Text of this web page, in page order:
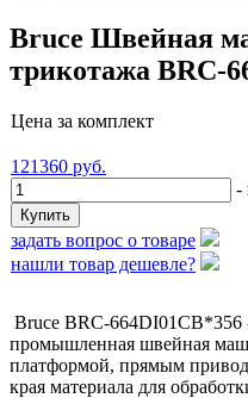
Bruce Швейная
трикотажа BRC-
Цена за комплект
121360 руб.
-
задать вопрос о товаре
нашли товар дешевле?
Bruce BRC-664DI01СB*356
промышленная швейная
платформой, прямым
края материала для